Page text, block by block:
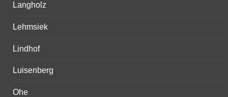
Langholz
Lehmsiek
Lindhof
Luisenberg
Ohe